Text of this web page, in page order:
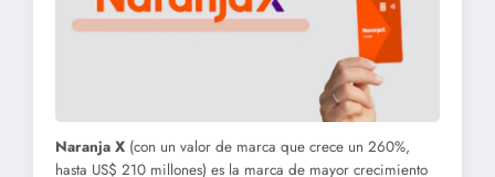
Naranja X (con un valor de marca que crece un 260%,
hasta US$ 210 millones) es la marca de mayor crecimiento